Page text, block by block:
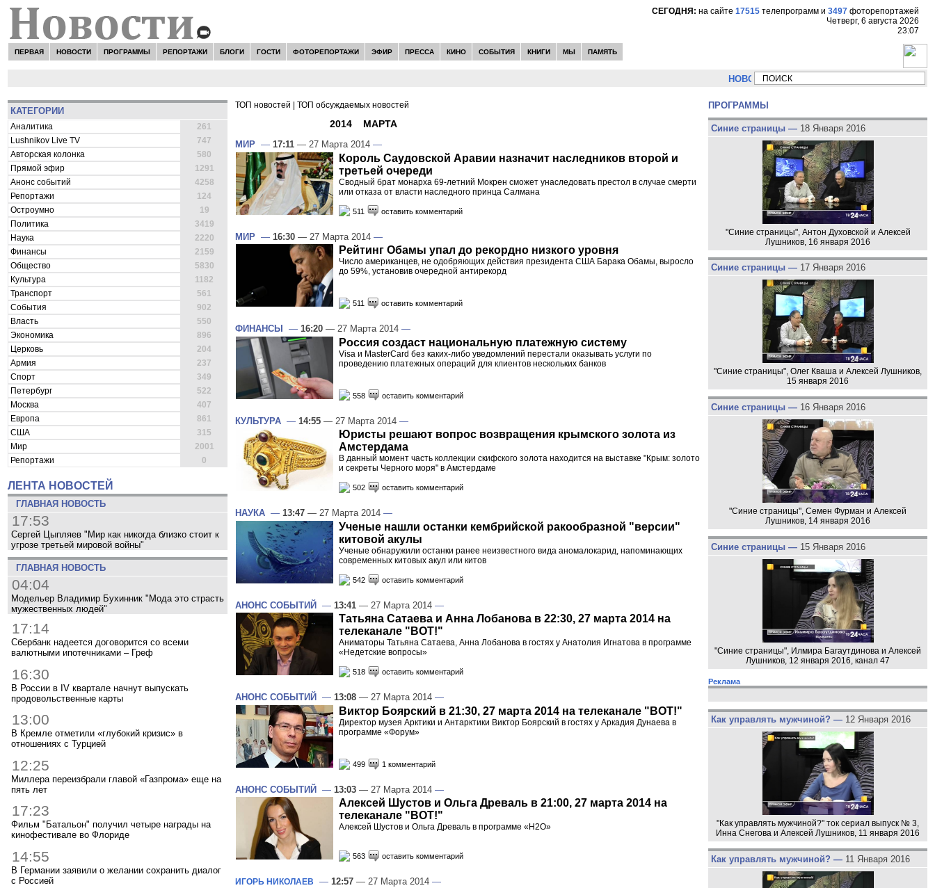
СЕГОДНЯ: на сайте 17515 телепрограмм и 3497 фоторепортажей
Четверг, 6 августа 2026
23:07
ПЕРВАЯ НОВОСТИ ПРОГРАММЫ РЕПОРТАЖИ БЛОГИ ГОСТИ ФОТОРЕПОРТАЖИ ЭФИР ПРЕССА КИНО СОБЫТИЯ КНИГИ МЫ ПАМЯТЬ
НОВОСТИ: Сергей Цыпляев "Мир как никогда близко
КАТЕГОРИИ
Аналитика
261
Lushnikov Live TV
747
Авторская колонка
580
Прямой эфир
1291
Анонс событий
4258
Репортажи
124
Остроумно
19
Политика
3419
Наука
2220
Финансы
2159
Общество
5830
Культура
1182
Транспорт
561
События
902
Власть
550
Экономика
896
Церковь
204
Армия
237
Спорт
349
Петербург
522
Москва
407
Европа
861
США
315
Мир
2001
Репортажи
0
ЛЕНТА НОВОСТЕЙ
ГЛАВНАЯ НОВОСТЬ
17:53
Сергей Цыпляев "Мир как никогда близко стоит к
угрозе третьей мировой войны"
ГЛАВНАЯ НОВОСТЬ
04:04
Модельер Владимир Бухинник "Мода это страсть
мужественных людей"
17:14
Сбербанк надеется договорится со всеми
валютными ипотечниками – Греф
16:30
В России в IV квартале начнут выпускать
продовольственные карты
13:00
В Кремле отметили «глубокий кризис» в
отношениях с Турцией
12:25
Миллера переизбрали главой «Газпрома» еще на
пять лет
17:23
Фильм "Батальон" получил четыре награды на
кинофестивале во Флориде
14:55
В Германии заявили о желании сохранить диалог
с Россией
ТОП новостей ТОП обсуждаемых новостей
2014 МАРТА
МИР — 17:11 — 27 Марта 2014 —
Король Саудовской Аравии назначит наследников второй и
третьей очереди
Сводный брат монарха 69-летний Мокрен сможет унаследовать престол в случае смерти
или отказа от власти наследного принца Салмана
511 оставить комментарий
МИР — 16:30 — 27 Марта 2014 —
Рейтинг Обамы упал до рекордно низкого уровня
Число американцев, не одобряющих действия президента США Барака Обамы, выросло
до 59%, установив очередной антирекорд
511 оставить комментарий
ФИНАНСЫ — 16:20 — 27 Марта 2014 —
Россия создаст национальную платежную систему
Visa и MasterCard без каких-либо уведомлений перестали оказывать услуги по
проведению платежных операций для клиентов нескольких банков
558 оставить комментарий
КУЛЬТУРА — 14:55 — 27 Марта 2014 —
Юристы решают вопрос возвращения крымского золота из
Амстердама
В данный момент часть коллекции скифского золота находится на выставке "Крым: золото
и секреты Черного моря" в Амстердаме
502 оставить комментарий
НАУКА — 13:47 — 27 Марта 2014 —
Ученые нашли останки кембрийской ракообразной "версии"
китовой акулы
Ученые обнаружили останки ранее неизвестного вида аномалокарид, напоминающих
современных китовых акул или китов
542 оставить комментарий
АНОНС СОБЫТИЙ — 13:41 — 27 Марта 2014 —
Татьяна Сатаева и Анна Лобанова в 22:30, 27 марта 2014 на
телеканале "ВОТ!"
Аниматоры Татьяна Сатаева, Анна Лобанова в гостях у Анатолия Игнатова в программе
«Недетские вопросы»
518 оставить комментарий
АНОНС СОБЫТИЙ — 13:08 — 27 Марта 2014 —
Виктор Боярский в 21:30, 27 марта 2014 на телеканале "ВОТ!"
Директор музея Арктики и Антарктики Виктор Боярский в гостях у Аркадия Дунаева в
программе «Форум»
499 1 комментарий
АНОНС СОБЫТИЙ — 13:03 — 27 Марта 2014 —
Алексей Шустов и Ольга Древаль в 21:00, 27 марта 2014 на
телеканале "ВОТ!"
Алексей Шустов и Ольга Древаль в программе «Н2О»
563 оставить комментарий
ИГОРЬ НИКОЛАЕВ — 12:57 — 27 Марта 2014 —
ПРОГРАММЫ
Синие страницы — 18 Января 2016
"Синие страницы", Антон Духовской и Алексей
Лушников, 16 января 2016
Синие страницы — 17 Января 2016
"Синие страницы", Олег Кваша и Алексей Лушников,
15 января 2016
Синие страницы — 16 Января 2016
"Синие страницы", Семен Фурман и Алексей
Лушников, 14 января 2016
Синие страницы — 15 Января 2016
"Синие страницы", Илмира Багаутдинова и Алексей
Лушников, 12 января 2016, канал 47
Реклама
Как управлять мужчиной? — 12 Января 2016
"Как управлять мужчиной?" ток сериал выпуск № 3,
Инна Снегова и Алексей Лушников, 11 января 2016
Как управлять мужчиной? — 11 Января 2016